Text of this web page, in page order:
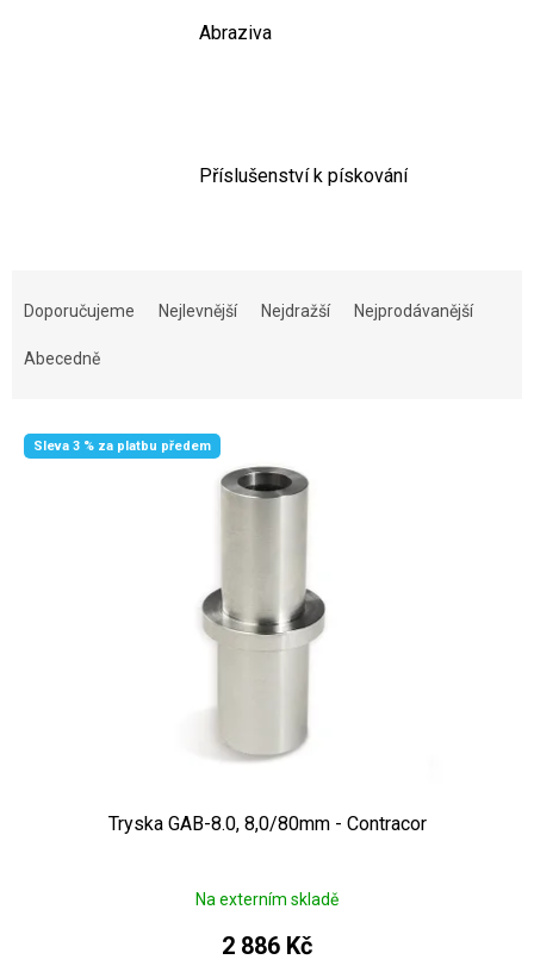
Abraziva
Příslušenství k pískování
Doporučujeme Nejlevnější Nejdražší Nejprodávanější
Abecedně
Výpis produktů
Sleva 3 % za platbu předem
Tryska GAB-8.0, 8,0/80mm - Contracor
Na externím skladě
2 886 Kč